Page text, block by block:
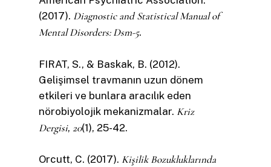
(2017). Diagnostic and Statistical Manual of
Mental Disorders: Dsm-5.
FIRAT, S., & Baskak, B. (2012).
Gelişimsel travmanın uzun dönem
etkileri ve bunlara aracılık eden
nörobiyolojik mekanizmalar. Kriz
Dergisi, 20(1), 25-42.
Orcutt, C. (2017). Kişilik Bozukluklarında